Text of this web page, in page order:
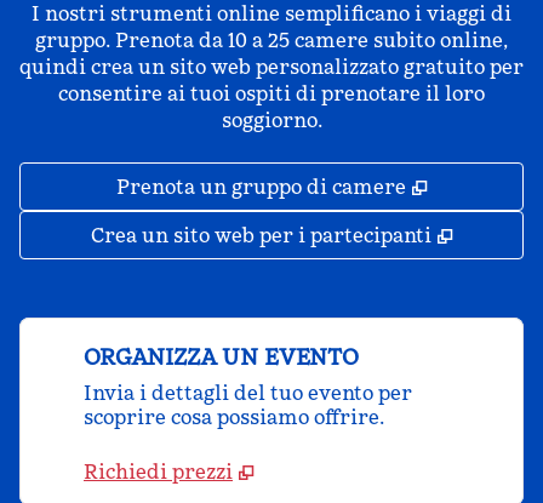
I nostri strumenti online semplificano i viaggi di
gruppo. Prenota da 10 a 25 camere subito online,
quindi crea un sito web personalizzato gratuito per
consentire ai tuoi ospiti di prenotare il loro
soggiorno.
Prenota un gruppo di camere ,
Crea un sito web per i partecipanti ,
ORGANIZZA UN EVENTO
Invia i dettagli del tuo evento per
scoprire cosa possiamo offrire.
Richiedi prezzi